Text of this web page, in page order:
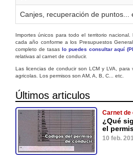
Canjes, recuperación de puntos...
Importes únicos para todo el territorio
cada año conforme a los Presupuestos
completo de tasas lo puedes consultar aquí
relativas al carnet de conducir.
Las licencias de conducir son LCM y LVA, para
agricolas. Los permisos son AM, A, B, C... etc.
Últimos articulos
Carnet de
¿Qué
el
10 feb.